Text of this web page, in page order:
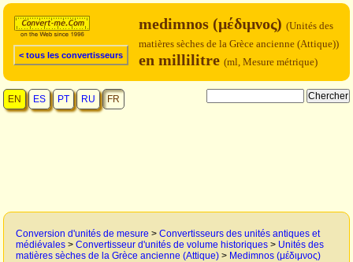
< tous les convertisseurs
medimnos (μέδιμνος) (Unités des
matières sèches de la Grèce ancienne (Attique))
en millilitre (ml, Mesure métrique)
EN ES PT RU FR
Conversion d'unités de mesure > Convertisseurs des unités antiques et
médiévales > Convertisseur d'unités de volume historiques > Unités des
matières sèches de la Grèce ancienne (Attique) > Medimnos (μέδιμνος)